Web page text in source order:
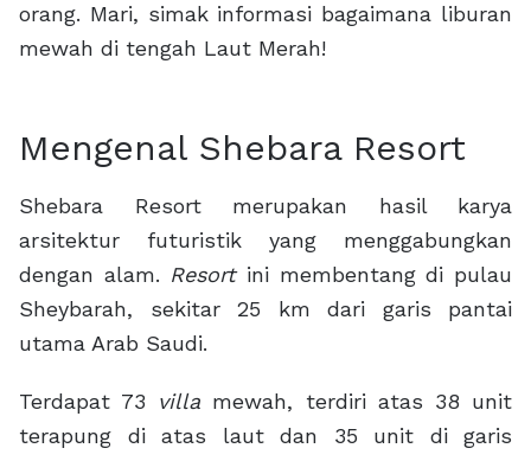
orang. Mari, simak informasi bagaimana liburan
mewah di tengah Laut Merah!
Mengenal Shebara Resort
Shebara Resort merupakan hasil karya
arsitektur futuristik yang menggabungkan
dengan alam. Resortini membentang di pulau
Sheybarah, sekitar 25 km dari garis pantai
utama Arab Saudi.
Terdapat 73 villa mewah, terdiri atas 38 unit
terapung di atas laut dan 35 unit di garis